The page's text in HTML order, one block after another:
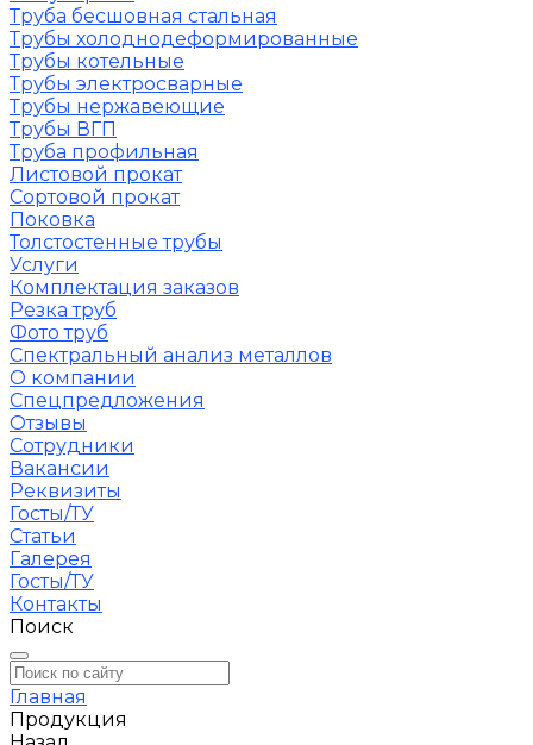
Труба бесшовная стальная
Трубы холоднодеформированные
Трубы котельные
Трубы электросварные
Трубы нержавеющие
Трубы ВГП
Труба профильная
Листовой прокат
Сортовой прокат
Поковка
Толстостенные трубы
Услуги
Комплектация заказов
Резка труб
Фото труб
Спектральный анализ металлов
О компании
Спецпредложения
Отзывы
Сотрудники
Вакансии
Реквизиты
Госты/ТУ
Статьи
Галерея
Госты/ТУ
Контакты
Поиск
Главная
Продукция